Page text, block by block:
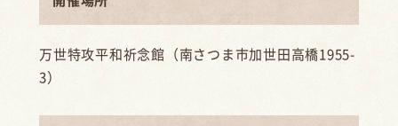
万世特攻平和祈念館（南さつま市加世田高橋1955-
3）